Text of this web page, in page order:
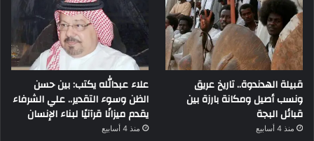
قبيلة الهدندوة.. تاريخ عريق
ونسب أصيل ومكانة بارزة بين
قبائل البجة
منذ 4 أسابيع
علاء عبدالله يكتب: بين حسن
الظن وسوء التقدير.. علي الشرفاء
يقدم ميزانًا قرآنيًا لبناء الإنسان
منذ 4 أسابيع